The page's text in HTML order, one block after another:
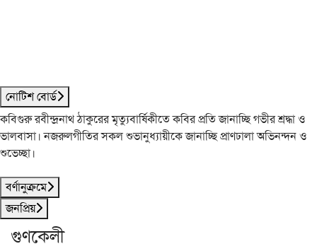
নোটিশ বোর্ড
কবিগুরু রবীন্দ্রনাথ ঠাকুরের মৃত্যুবার্ষিকীতে কবির প্রতি জানাচ্ছি গভীর শ্রদ্ধা ও
ভালবাসা। নজরুলগীতির সকল শুভানুধ্যায়ীকে জানাচ্ছি প্রাণঢালা অভিনন্দন ও
শুভেচ্ছা।
বর্ণানুক্রমে
জনপ্রিয়
গুণকেলী